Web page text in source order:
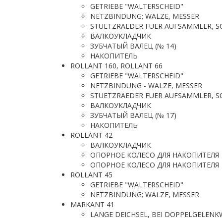
GETRIEBE "WALTERSCHEID"
NETZBINDUNG; WALZE, MESSER
STUETZRAEDER FUER AUFSAMMLER,
ВАЛКОУКЛАДЧИК
ЗУБЧАТЫЙ ВАЛЕЦ (№ 14)
НАКОПИТЕЛЬ
ROLLANT 160, ROLLANT 66
GETRIEBE "WALTERSCHEID"
NETZBINDUNG - WALZE, MESSER
STUETZRAEDER FUER AUFSAMMLER,
ВАЛКОУКЛАДЧИК
ЗУБЧАТЫЙ ВАЛЕЦ (№ 17)
НАКОПИТЕЛЬ
ROLLANT 42
ВАЛКОУКЛАДЧИК
ОПОРНОЕ КОЛЕСО ДЛЯ НАКОПИТЕЛЯ
ОПОРНОЕ КОЛЕСО ДЛЯ НАКОПИТЕЛЯ
ROLLANT 45
GETRIEBE "WALTERSCHEID"
NETZBINDUNG; WALZE, MESSER
MARKANT 41
LANGE DEICHSEL, BEI